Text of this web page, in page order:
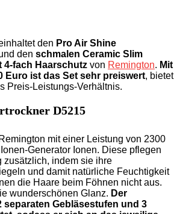
den Pro Air Shine
den schmalen Ceramic Slim
4-fach Haarschutz von Remington. Mit
Euro ist das Set sehr preiswert, bietet
Preis-Leistungs-Verhältnis.
D5215
mit einer Leistung von 2300
Generator Ionen. Diese pflegen
zusätzlich, indem sie ihre
und damit natürliche Feuchtigkeit
die Haare beim Föhnen nicht aus.
wunderschönen Glanz. Der
separaten Gebläsestufen und 3